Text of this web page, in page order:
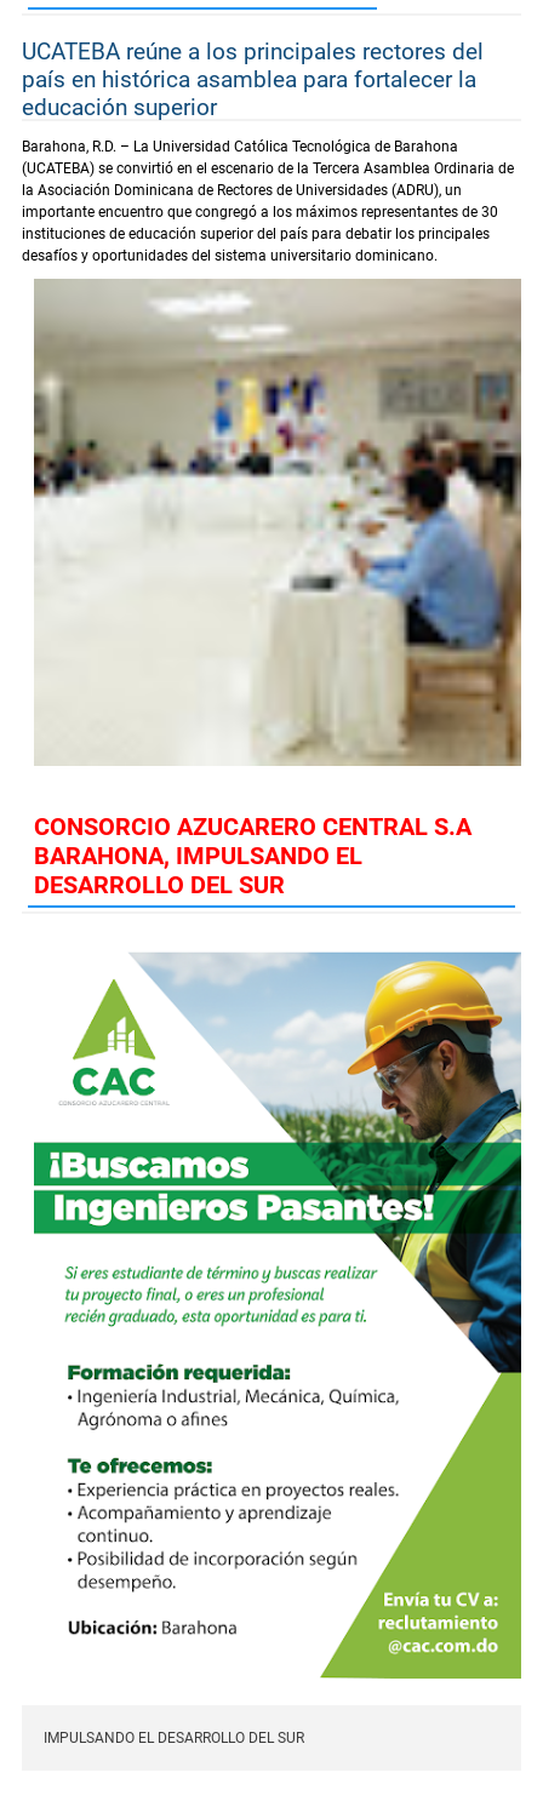
UCATEBA reúne a los principales rectores del
país en histórica asamblea para fortalecer la
educación superior
Barahona, R.D. – La Universidad Católica Tecnológica de Barahona
(UCATEBA) se convirtió en el escenario de la Tercera Asamblea Ordinaria de
la Asociación Dominicana de Rectores de Universidades (ADRU), un
importante encuentro que congregó a los máximos representantes de 30
instituciones de educación superior del país para debatir los principales
desafíos y oportunidades del sistema universitario dominicano.
CONSORCIO AZUCARERO CENTRAL S.A
BARAHONA, IMPULSANDO EL
DESARROLLO DEL SUR
IMPULSANDO EL DESARROLLO DEL SUR